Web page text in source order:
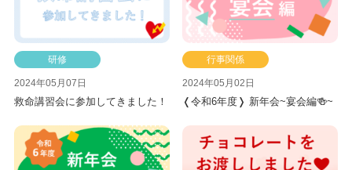
研修
2024年05月07日
救命講習会に参加してきました！
行事関係
2024年05月02日
❬令和6年度❭ 新年会~宴会編🍻~